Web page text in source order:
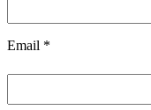
Email *